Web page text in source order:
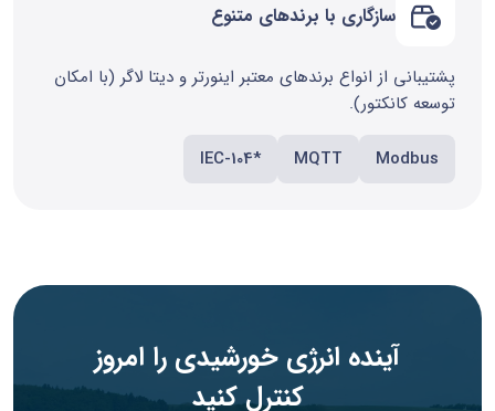
سازگاری با برندهای متنوع
پشتیبانی از انواع برندهای معتبر اینورتر و دیتا لاگر (با امکان
توسعه کانکتور).
Modbus
MQTT
IEC‑104*
آینده انرژی خورشیدی را امروز
کنترل کنید